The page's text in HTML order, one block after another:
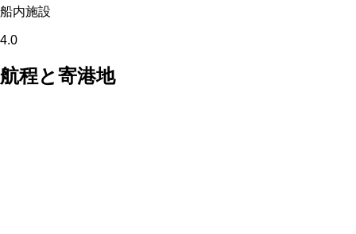
船内施設
4.0
航程と寄港地